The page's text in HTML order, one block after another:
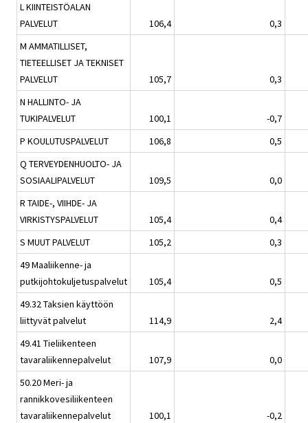
L KIINTEISTÖALAN
PALVELUT
106,4
0,3
M AMMATILLISET,
TIETEELLISET JA TEKNISET
PALVELUT
105,7
0,3
N HALLINTO- JA
TUKIPALVELUT
100,1
-0,7
P KOULUTUSPALVELUT
106,8
0,5
Q TERVEYDENHUOLTO- JA
SOSIAALIPALVELUT
109,5
0,0
R TAIDE-, VIIHDE- JA
VIRKISTYSPALVELUT
105,4
0,4
S MUUT PALVELUT
105,2
0,3
49 Maaliikenne- ja
putkijohtokuljetuspalvelut
105,4
0,5
49.32 Taksien käyttöön
liittyvät palvelut
114,9
2,4
49.41 Tieliikenteen
tavaraliikennepalvelut
107,9
0,0
50.20 Meri- ja
rannikkovesiliikenteen
tavaraliikennepalvelut
100,1
-0,2